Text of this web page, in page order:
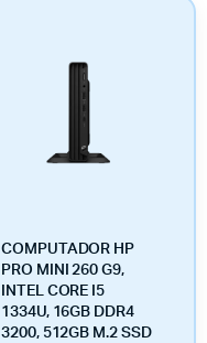
COMPUTADOR HP
PRO MINI 260 G9,
INTEL CORE I5
1334U, 16GB DDR4
3200, 512GB M.2 SSD